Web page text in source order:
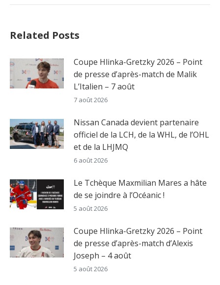
Related Posts
Coupe Hlinka-Gretzky 2026 – Point
de presse d’après-match de Malik
L’Italien – 7 août
7 août 2026
Nissan Canada devient partenaire
officiel de la LCH, de la WHL, de l’OHL
et de la LHJMQ
6 août 2026
Le Tchèque Maxmilian Mares a hâte
de se joindre à l’Océanic !
5 août 2026
Coupe Hlinka-Gretzky 2026 – Point
de presse d’après-match d’Alexis
Joseph – 4 août
5 août 2026